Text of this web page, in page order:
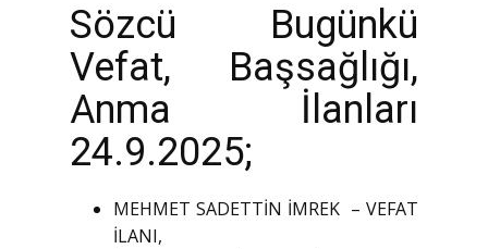
Sözcü Bugünkü
Vefat, Başsağlığı,
Anma İlanları
24.9.2025;
MEHMET SADETTİN İMREK – VEFAT
İLANI,